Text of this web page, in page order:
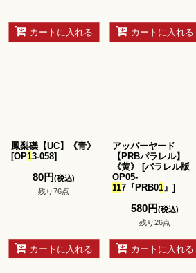
カートに入れる カートに入れる
鳳梨礫【UC】《青》
[OP13-058]
80円(税込)
残り76点
カートに入れる
アッパーヤード
【PRBパラレル】
《黄》
[パラレル版
OP05-
117『PRB01』 ]
580円(税込)
残り26点
カートに入れる